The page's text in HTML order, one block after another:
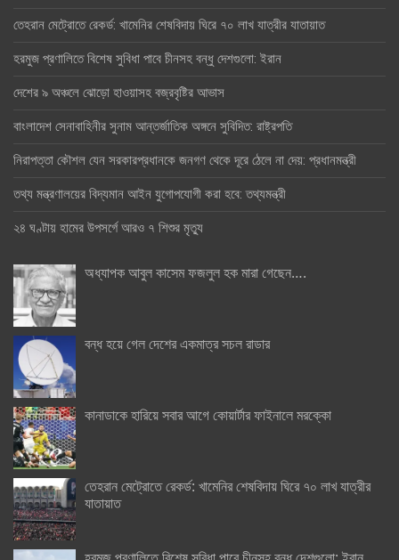
তেহরান মেট্রোতে রেকর্ড: খামেনির শেষবিদায় ঘিরে ৭০ লাখ যাত্রীর যাতায়াত
হরমুজ প্রণালিতে বিশেষ সুবিধা পাবে চীনসহ বন্ধু দেশগুলো: ইরান
দেশের ৯ অঞ্চলে ঝোড়ো হাওয়াসহ বজ্রবৃষ্টির আভাস
বাংলাদেশ সেনাবাহিনীর সুনাম আন্তর্জাতিক অঙ্গনে সুবিদিত: রাষ্ট্রপতি
নিরাপত্তা কৌশল যেন সরকারপ্রধানকে জনগণ থেকে দূরে ঠেলে না দেয়: প্রধানমন্ত্রী
তথ্য মন্ত্রণালয়ের বিদ্যমান আইন যুগোপযোগী করা হবে: তথ্যমন্ত্রী
২৪ ঘণ্টায় হামের উপসর্গে আরও ৭ শিশুর মৃত্যু
অধ্যাপক আবুল কাসেম ফজলুল হক মারা গেছেন….
বন্ধ হয়ে গেল দেশের একমাত্র সচল রাডার
কানাডাকে হারিয়ে সবার আগে কোয়ার্টার ফাইনালে মরক্কো
তেহরান মেট্রোতে রেকর্ড: খামেনির শেষবিদায় ঘিরে ৭০ লাখ যাত্রীর
যাতায়াত